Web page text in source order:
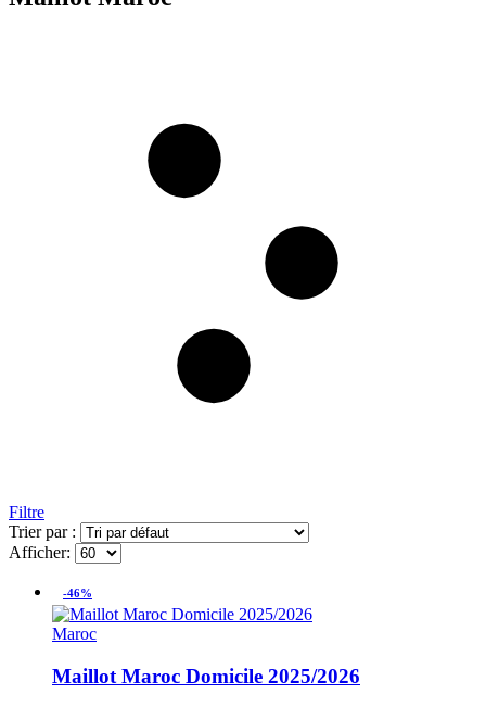
Filtre
Trier par :
Afficher:
-46%
Maroc
Maillot Maroc Domicile 2025/2026